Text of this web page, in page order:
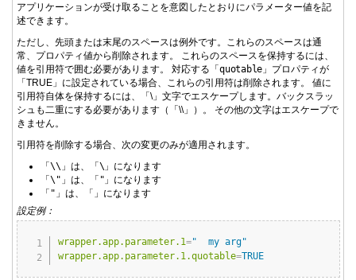
アプリケーションが受け取ることを意図したとおりにパラメーター値を記
述できます。
ただし、先頭または末尾のスペースは例外です。これらのスペースは通
常、プロパティ値から削除されます。 これらのスペースを保持するには、
値を引用符で囲む必要があります。 対応する「 quotable 」プロパティが
「TRUE」に設定されている場合、これらの引用符は削除されます。 値に
引用符自体を保持するには、「\」文字でエスケープします。バックスラッ
シュも二重にする必要があります（「\\」）。 その他の文字はエスケープで
きません。
引用符を削除する場合、次の変更のみが適用されます。
「 \\ 」は、「 \ 」になります
「 \" 」は、「 " 」になります
「 " 」は、「 」になります
設定例：
wrapper.app.parameter.1="  my arg"
wrapper.app.parameter.1.quotable=TRUE